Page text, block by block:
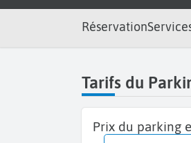
Réservation
Tarifs du
Prix du parking